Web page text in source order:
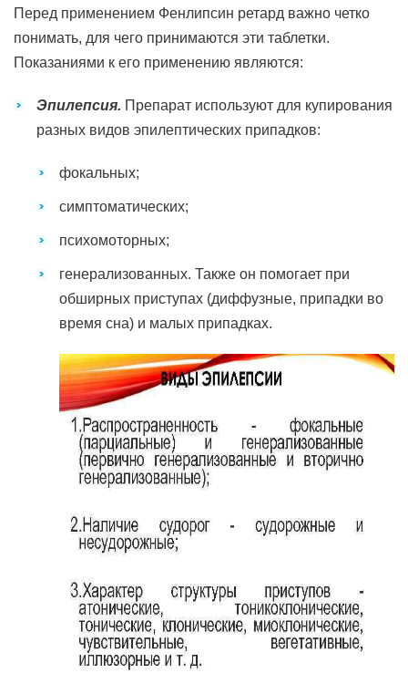
Перед применением Фенлипсин ретард важно четко
понимать, для чего принимаются эти таблетки.
Показаниями к его применению являются:
Эпилепсия. Препарат используют для купирования
разных видов эпилептических припадков:
фокальных;
симптоматических;
психомоторных;
генерализованных. Также он помогает при
обширных приступах (диффузные, припадки во
время сна) и малых припадках.